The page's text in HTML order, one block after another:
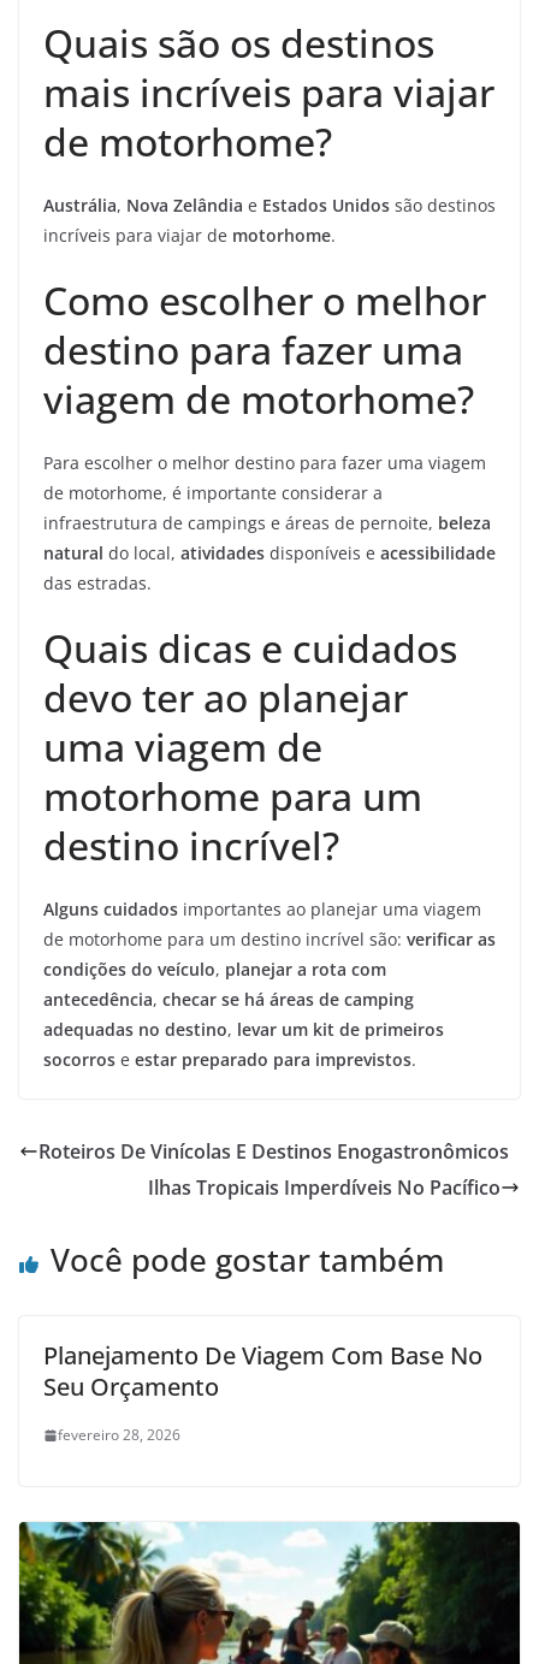
Quais são os destinos
mais incríveis para viajar
de motorhome?
Austrália, Nova Zelândia e Estados Unidos são destinos
incríveis para viajar de motorhome.
Como escolher o melhor
destino para fazer uma
viagem de motorhome?
Para escolher o melhor destino para fazer uma viagem
de motorhome, é importante considerar a
infraestrutura de campings e áreas de pernoite, beleza
natural do local, atividades disponíveis e acessibilidade
das estradas.
Quais dicas e cuidados
devo ter ao planejar
uma viagem de
motorhome para um
destino incrível?
Alguns cuidados importantes ao planejar uma viagem
de motorhome para um destino incrível são: verificar as
condições do veículo, planejar a rota com
antecedência, checar se há áreas de camping
adequadas no destino, levar um kit de primeiros
socorros e estar preparado para imprevistos.
Roteiros De Vinícolas E Destinos Enogastronômicos
Ilhas Tropicais Imperdíveis No Pacífico
Você pode gostar também
Planejamento De Viagem Com Base No
Seu Orçamento
fevereiro 28, 2026